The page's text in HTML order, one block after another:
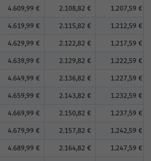
4.609,99 € 2.108,82 € 1.207,59 €
4.619,99 € 2.115,82 € 1.212,59 €
4.629,99 € 2.122,82 € 1.217,59 €
4.639,99 € 2.129,82 € 1.222,59 €
4.649,99 € 2.136,82 € 1.227,59 €
4.659,99 € 2.143,82 € 1.232,59 €
4.669,99 € 2.150,82 € 1.237,59 €
4.679,99 € 2.157,82 € 1.242,59 €
4.689,99 € 2.164,82 € 1.247,59 €